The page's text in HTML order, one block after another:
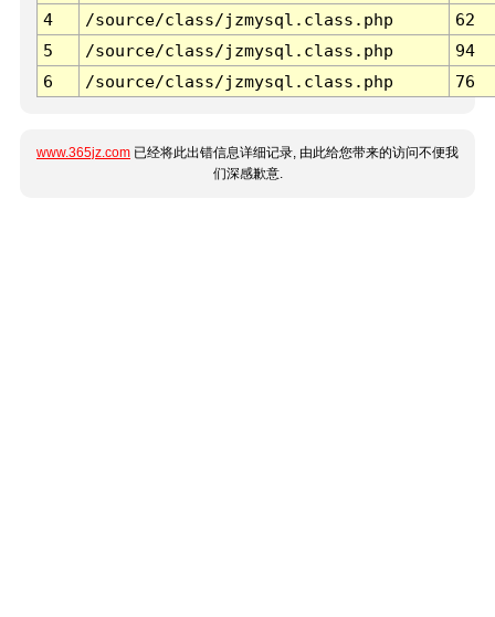
4
/source/class/jzmysql.class.php
62
5
/source/class/jzmysql.class.php
94
6
/source/class/jzmysql.class.php 76
www.365jz.com 已经将此出错信息详细记录, 由此给您带来的访问不便我
们深感歉意.